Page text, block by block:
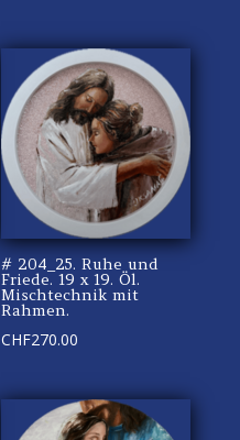
# 204_25. Ruhe und
Friede. 19 x 19. Öl.
Mischtechnik mit
Rahmen.
CHF270.00